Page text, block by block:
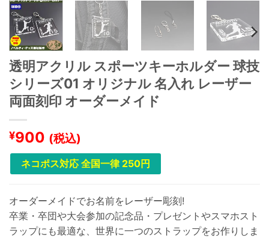
透明アクリル スポーツキーホルダー 球技
シリーズ01 オリジナル 名入れ レーザー
両面刻印 オーダーメイド
¥900 (税込)
ネコポス対応 全国一律 250円
オーダーメイドでお名前をレーザー彫刻!
卒業・卒団や大会参加の記念品・プレゼントやスマホスト
ラップにも最適な、世界に一つのストラップをお作りしま